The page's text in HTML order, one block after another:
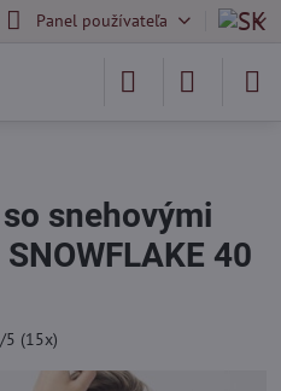
Panel používateľa
snehovými
40
/5 (15x)